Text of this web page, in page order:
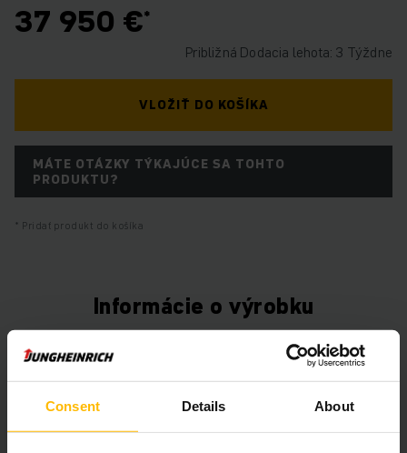
Consent Details About
37 950 €
Približná Dodacia lehota: 3 Týždne
VLOŽIŤ DO KOŠÍKA
MÁTE OTÁZKY TÝKAJÚCE SA TOHTO
PRODUKTU?
Pridať produkt do košíka
Informácie o výrobku
Nasledujúca časť poskytuje komplexný prehľad technických
Technické údaje